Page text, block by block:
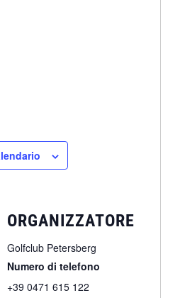
ORGANIZZATORE
Golfclub Petersberg
Numero di telefono
+39 0471 615 122